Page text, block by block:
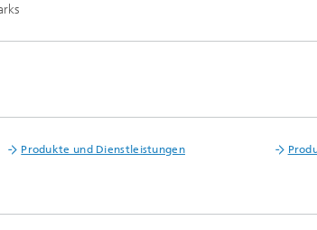
Produkte und Dienstleistungen